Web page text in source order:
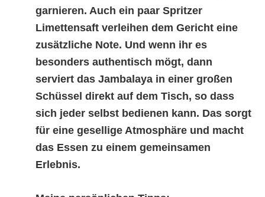
garnieren. Auch ein paar Spritzer
Limettensaft verleihen dem Gericht eine
zusätzliche Note. Und wenn ihr es
besonders authentisch mögt, dann
serviert das Jambalaya in einer großen
Schüssel direkt auf dem Tisch, so dass
sich jeder selbst bedienen kann. Das sorgt
für eine gesellige Atmosphäre und macht
das Essen zu einem gemeinsamen
Erlebnis.